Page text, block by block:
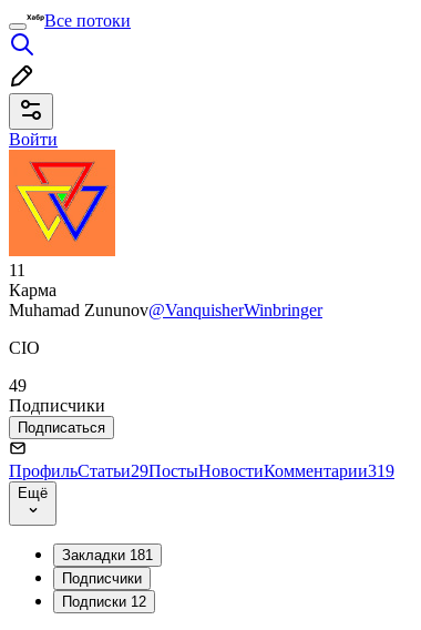
Все потоки
Войти
11
Карма
Muhamad Zununov@VanquisherWinbringer
CIO
49
Подписчики
Подписаться
ПрофильСтатьи29ПостыНовостиКомментарии319
Ещё
Закладки 181
Подписчики
Подписки 12